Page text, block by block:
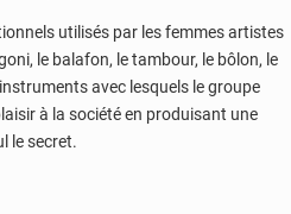
utilisés par les femmes artistes
le balafon, le tambour, le bôlon, le
avec lesquels le groupe
à la société en produisant une
le secret.